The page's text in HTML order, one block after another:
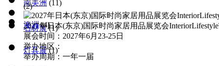
(2)
石材展 (1)
灯具展 (1)
南美洲 (11)
澳洲 (4)
2027年日本(东京)国际时尚家居用品展览会
展会时间：2027年6月23-25日
举办地区：
举办周期：一年一届